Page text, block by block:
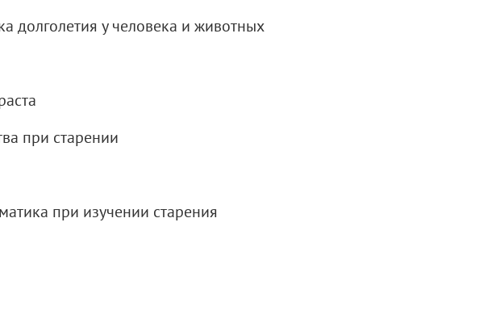
долголетия у человека и животных
при старении
при изучении старения